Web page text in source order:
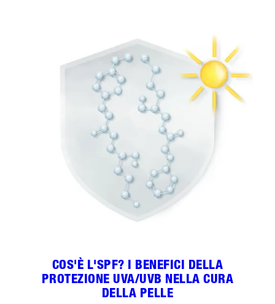
COS'È L'SPF? I BENEFICI DELLA
PROTEZIONE UVA/UVB NELLA CURA
DELLA PELLE